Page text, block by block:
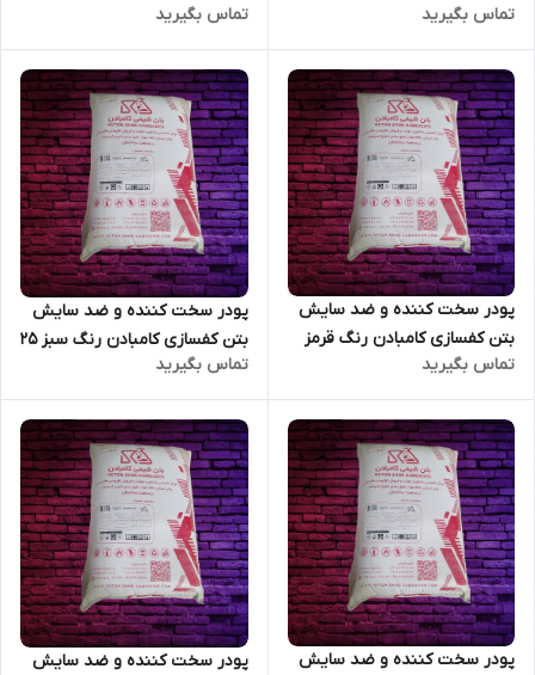
80 عدد)
تماس بگیرید
کیلویی(حداقل سفارش 80 عدد)
تماس بگیرید
پودر سخت کننده و ضد سایش
بتن کفسازی کامبادن رنگ قرمز
عدد)
تماس بگیرید
پودر سخت کننده و ضد سایش
بتن کفسازی کامبادن رنگ سبز 25
کیلویی(حداقل سفارش 80 عدد)
تماس بگیرید
پودر سخت کننده و ضد سایش
پودر سخت کننده و ضد سایش